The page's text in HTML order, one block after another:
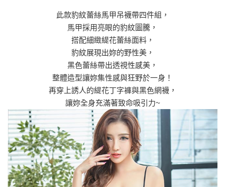
此款豹紋蕾絲馬甲吊襪帶四件組，
馬甲採用亮眼的豹紋圖騰，
搭配細緻緹花蕾絲面料，
豹紋展現出妳的野性美，
黑色蕾絲帶出透視性感美，
整體造型讓妳集性感與狂野於一身！
再穿上誘人的緹花丁字褲與黑色網襪，
讓妳全身充滿著致命吸引力~